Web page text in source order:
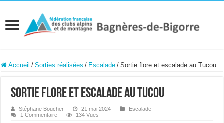
Accueil / Sorties réalisées / Escalade / Sortie flore et escalade au Tucou
Sortie flore et escalade au Tucou
Stéphane Boucher 21 mai 2024
Escalade
1 Commentaire
134 Vues